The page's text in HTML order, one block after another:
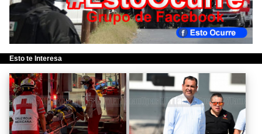
Esto te Interesa